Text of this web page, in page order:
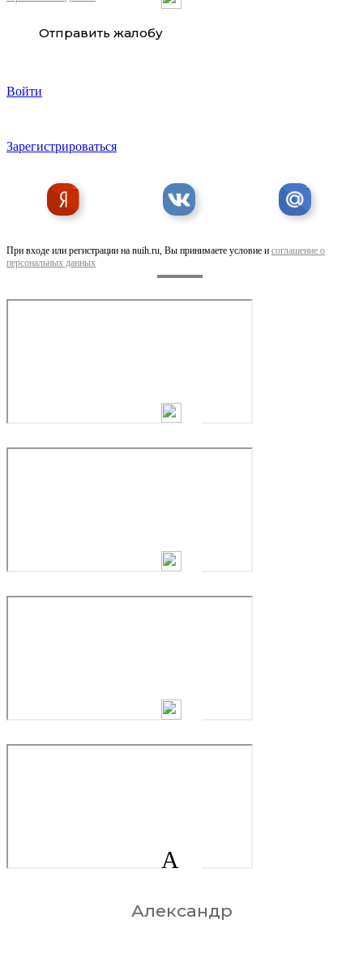
Шпилька 6.30. Оцинкованная для . ..
Отправить жалобу
Войти
Зарегистрироваться
При входе или регистрации на nuih.ru, Вы принимаете условие и соглашение о
персональных данных
А
Александр